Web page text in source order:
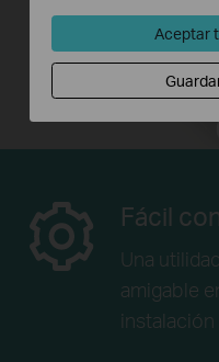
Fácil
Una
amigable
instalación
Aceptar